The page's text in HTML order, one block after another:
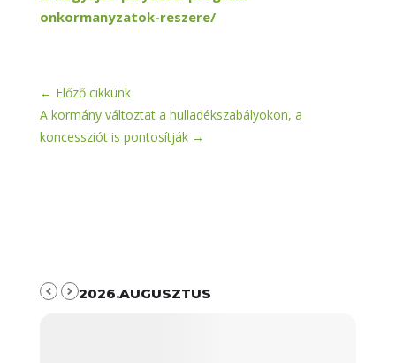
onkormanyzatok-reszere/
← Előző cikkünk
A kormány változtat a hulladékszabályokon, a
koncessziót is pontosítják→
2026.AUGUSZTUS